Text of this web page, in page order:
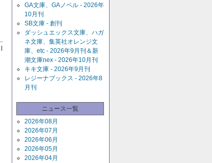
GA文庫、GAノベル - 2026年
10月刊
SB文庫 - 創刊
ダッシュエックス文庫、ハガ
ネ文庫、集英社オレンジ文
庫、etc - 2026年9月刊＆新
潮文庫nex - 2026年10月刊
キキ文庫 - 2026年9月刊
レジーナブックス - 2026年8
月刊
ニュース一覧
2026年08月
2026年07月
2026年06月
2026年05月
2026年04月